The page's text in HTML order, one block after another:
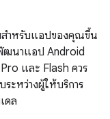
สำหรับแอปของคุณขึ้น
ฒนาแอป Android
และ Flash ควร
ะหว่างผู้ให้บริการ
ดล